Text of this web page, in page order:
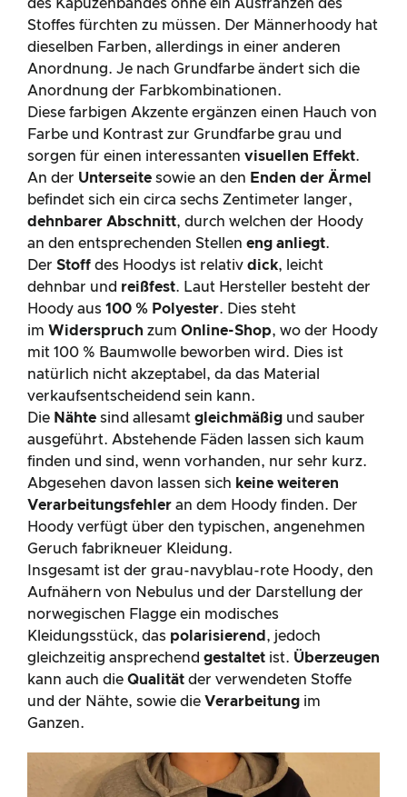
des Kapuzenbandes ohne ein Ausfranzen des
Stoffes fürchten zu müssen. Der Männerhoody hat
dieselben Farben, allerdings in einer anderen
Anordnung. Je nach Grundfarbe ändert sich die
Anordnung der Farbkombinationen.
Diese farbigen Akzente ergänzen einen Hauch von
Farbe und Kontrast zur Grundfarbe grau und
sorgen für einen interessanten visuellen Effekt.
An der Unterseite sowie an den Enden der Ärmel
befindet sich ein circa sechs Zentimeter langer,
dehnbarer Abschnitt, durch welchen der Hoody
an den entsprechenden Stellen eng anliegt.
Der Stoff des Hoodys ist relativ dick, leicht
dehnbar und reißfest. Laut Hersteller besteht der
Hoody aus 100 % Polyester. Dies steht
im Widerspruch zum Online-Shop, wo der Hoody
mit 100 % Baumwolle beworben wird. Dies ist
natürlich nicht akzeptabel, da das Material
verkaufsentscheidend sein kann.
Die Nähte sind allesamt gleichmäßig und sauber
ausgeführt. Abstehende Fäden lassen sich kaum
finden und sind, wenn vorhanden, nur sehr kurz.
Abgesehen davon lassen sich keine weiteren
Verarbeitungsfehler an dem Hoody finden. Der
Hoody verfügt über den typischen, angenehmen
Geruch fabrikneuer Kleidung.
Insgesamt ist der grau-navyblau-rote Hoody, den
Aufnähern von Nebulus und der Darstellung der
norwegischen Flagge ein modisches
Kleidungsstück, das polarisierend , jedoch
gleichzeitig ansprechend gestaltet ist. Überzeugen
kann auch die Qualität der verwendeten Stoffe
und der Nähte, sowie die Verarbeitung im
Ganzen.